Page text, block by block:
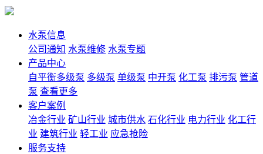
水泵信息
公司通知 水泵维修 水泵专题
产品中心
自平衡多级泵 多级泵 单级泵 中开泵 化工泵 排污泵 管道
泵 查看更多
客户案例
冶金行业 矿山行业 城市供水 石化行业 电力行业 化工行
业 建筑行业 轻工业 应急抢险
服务支持